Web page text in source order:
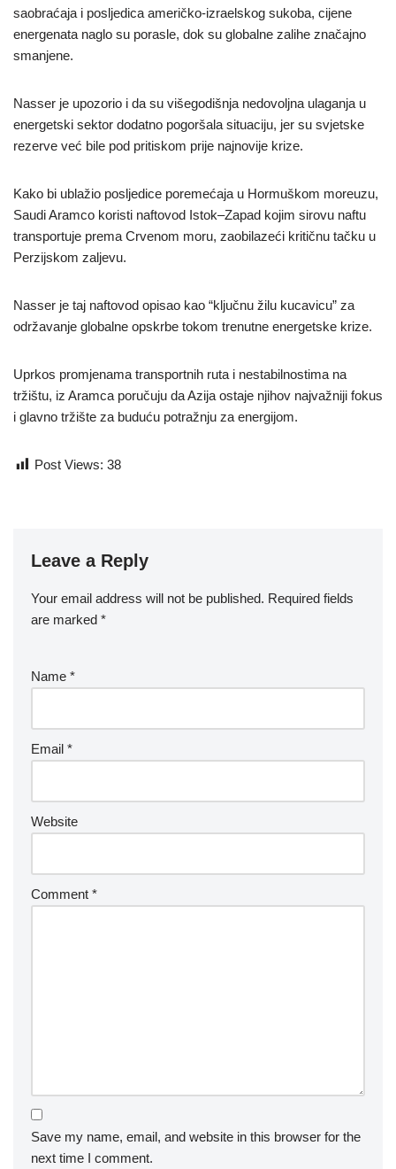
saobraćaja i posljedica američko-izraelskog sukoba, cijene
energenata naglo su porasle, dok su globalne zalihe značajno
smanjene.
Nasser je upozorio i da su višegodišnja nedovoljna ulaganja u
energetski sektor dodatno pogoršala situaciju, jer su svjetske
rezerve već bile pod pritiskom prije najnovije krize.
Kako bi ublažio posljedice poremećaja u Hormuškom moreuzu,
Saudi Aramco koristi naftovod Istok–Zapad kojim sirovu naftu
transportuje prema Crvenom moru, zaobilazeći kritičnu tačku u
Perzijskom zaljevu.
Nasser je taj naftovod opisao kao “ključnu žilu kucavicu” za
održavanje globalne opskrbe tokom trenutne energetske krize.
Uprkos promjenama transportnih ruta i nestabilnostima na
tržištu, iz Aramca poručuju da Azija ostaje njihov najvažniji fokus
i glavno tržište za buduću potražnju za energijom.
Post Views: 38
Leave a Reply
Your email address will not be published. Required fields
are marked *
Name *
Email *
Website
Comment *
Save my name, email, and website in this browser for the
next time I comment.